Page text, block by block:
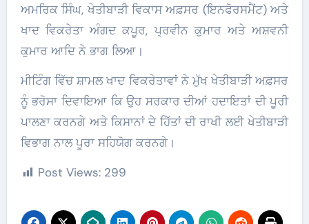
ਅਮਰਿਕ ਸਿੰਘ, ਖੇਤੀਬਾੜੀ ਵਿਕਾਸ ਅਫ਼ਸਰ (ਇਨਫੋਰਸਮੈਂਟ) ਅਤੇ
ਖਾਦ ਵਿਕਰੇਤਾ ਅੰਗਦ ਕਪੂਰ, ਪ੍ਰਵੀਨ ਕੁਮਾਰ ਅਤੇ ਅਸ਼ਵਨੀ
ਕੁਮਾਰ ਆਦਿ ਨੇ ਭਾਗ ਲਿਆ।
ਮੀਟਿੰਗ ਵਿੱਚ ਸ਼ਾਮਲ ਖਾਦ ਵਿਕਰੇਤਾਵਾਂ ਨੇ ਮੁੱਖ ਖੇਤੀਬਾੜੀ ਅਫ਼ਸਰ
ਨੂੰ ਭਰੋਸਾ ਦਿਵਾਇਆ ਕਿ ਉਹ ਸਰਕਾਰ ਦੀਆਂ ਹਦਾਇਤਾਂ ਦੀ ਪੂਰੀ
ਪਾਲਣਾ ਕਰਨਗੇ ਅਤੇ ਕਿਸਾਨਾਂ ਦੇ ਹਿੱਤਾਂ ਦੀ ਰਾਖੀ ਲਈ ਖੇਤੀਬਾੜੀ
ਵਿਭਾਗ ਨਾਲ ਪੂਰਾ ਸਹਿਯੋਗ ਕਰਨਗੇ।
Post Views: 299